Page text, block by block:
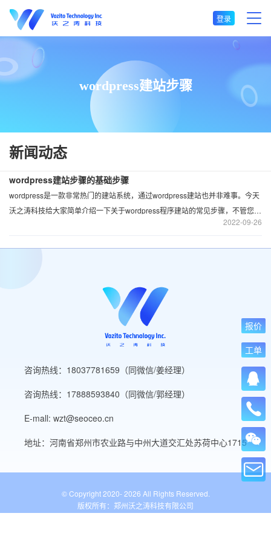
登录
wordpress建站步骤
新闻动态
09-26
2022
wordpress建站步骤的基础步骤
wordpress是一款非常热门的建站系统，通过wordpress建站也并非难事。今天
沃之涛科技给大家简单介绍一下关于wordpress程序建站的常见步骤，不管您是
打算建个人网站或还是企业网站，是用于做营销展示型网站，或是资讯类型的
咨询热线：18037781659（同微信/姜经理）
咨询热线：17888593840（同微信/郭经理）
E-mall: wzt@seoceo.cn
地址：河南省郑州市农业路与中州大道交汇处苏荷中心1715
© Copyright 2020-2026 All Rights Reserved.
版权所有：郑州沃之涛科技有限公司
报价
工单